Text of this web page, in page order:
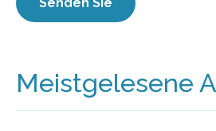
Meistgelesene